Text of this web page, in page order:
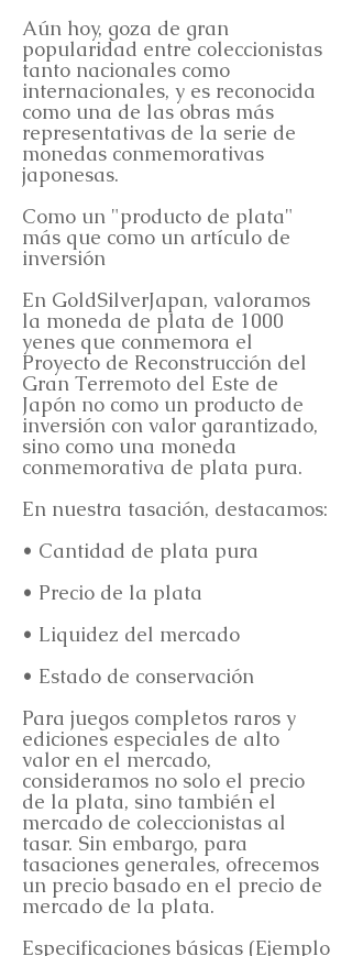
Aún hoy, goza de gran
popularidad entre coleccionistas
tanto nacionales como
internacionales, y es reconocida
como una de las obras más
representativas de la serie de
monedas conmemorativas
japonesas.
Como un "producto de plata"
más que como un artículo de
inversión
En GoldSilverJapan, valoramos
la moneda de plata de 1000
yenes que conmemora el
Proyecto de Reconstrucción del
Gran Terremoto del Este de
Japón no como un producto de
inversión con valor garantizado,
sino como una moneda
conmemorativa de plata pura.
En nuestra tasación, destacamos:
• Cantidad de plata pura
• Precio de la plata
• Liquidez del mercado
• Estado de conservación
Para juegos completos raros y
ediciones especiales de alto
valor en el mercado,
consideramos no solo el precio
de la plata, sino también el
mercado de coleccionistas al
tasar. Sin embargo, para
tasaciones generales, ofrecemos
un precio basado en el precio de
mercado de la plata.
Especificaciones básicas (Ejemplo